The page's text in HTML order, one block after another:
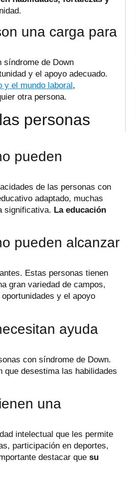
una carga para
síndrome de Down
y el apoyo adecuado.
y el mundo laboral ,
otra persona.
personas
pueden
de las personas con
adaptado, muchas
significativa. La educación
pueden alcanzar
Estas personas tienen
gran variedad de campos,
y el apoyo
ayuda
con síndrome de Down.
que desestima las habilidades
una
intelectual que les permite
participación en deportes,
destacar que su